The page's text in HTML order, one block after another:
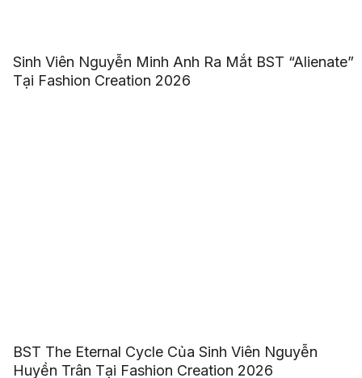
Sinh Viên Nguyễn Minh Anh Ra Mắt BST “Alienate”
Tại Fashion Creation 2026
BST The Eternal Cycle Của Sinh Viên Nguyễn
Huyền Trân Tại Fashion Creation 2026